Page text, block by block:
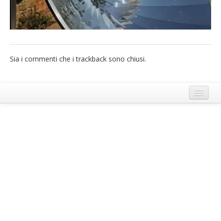
French
Sia i commenti che i trackback sono chiusi.